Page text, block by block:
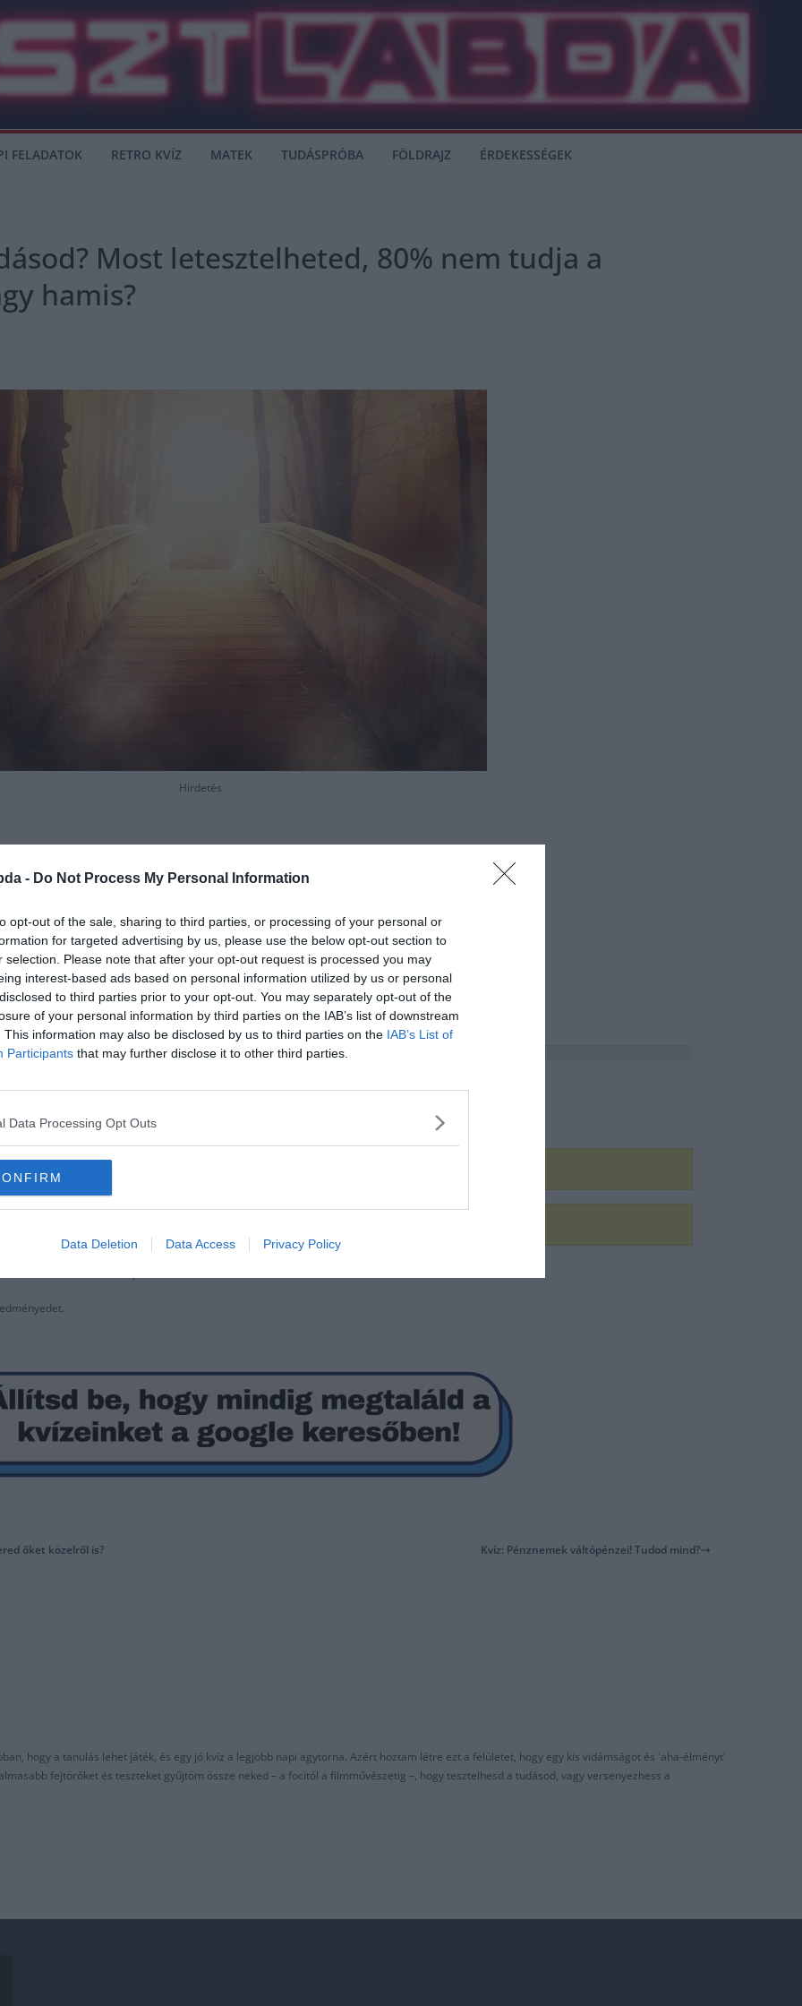
- Do Not Process My Personal Information
opt-out of the sale, sharing to third parties, or processing of your personal or
for targeted advertising by us, please use the below opt-out section to
selection. Please note that after your opt-out request is processed you may
interest-based ads based on personal information utilized by us or personal
to third parties prior to your opt-out. You may separately opt-out of the
of your personal information by third parties on the IAB’s list of downstream
This information may also be disclosed by us to third parties on the IAB’s List of
Participants that may further disclose it to other third parties.
Data Processing Opt Outs
Data Deletion Data Access Privacy Policy
FELADATOK RETRO KVÍZ MATEK TUDÁSPRÓBA FÖLDRAJZ ÉRDEKESSÉGEK
Most letesztelheted, 80% nem tudja a
hamis?
Hirdetés
horkolni, amikor álmodnak.
őket közelről is? Kvíz: Pénznemek váltópénzei! Tudod mind?
hogy a tanulás lehet játék, és egy jó kvíz a legjobb napi agytorna. Azért hoztam létre ezt a felületet, hogy egy kis vidámságot és 'aha-élményt'
fejtörőket és teszteket gyűjtöm össze neked – a focitól a filmművészetig –, hogy tesztelhesd a tudásod, vagy versenyezhess a